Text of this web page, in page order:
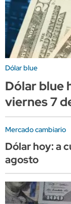
Dólar blue
Dólar blue
viernes 7
Mercado cambiario
Dólar hoy: a
agosto